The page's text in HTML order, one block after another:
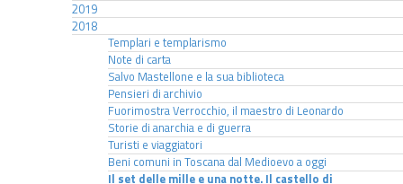
2019
2018
Templari e templarismo
Note di carta
Salvo Mastellone e la sua biblioteca
Pensieri di archivio
Fuorimostra Verrocchio, il maestro di Leonardo
Storie di anarchia e di guerra
Turisti e viaggiatori
Beni comuni in Toscana dal Medioevo a oggi
Il set delle mille e una notte. Il castello di